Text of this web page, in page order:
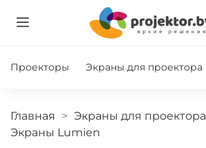
Проекторы Экраны для проектора
Главная
Экраны для проектора
Экраны Lumien